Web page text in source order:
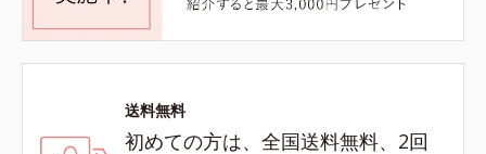
送料無料
初めての方は、全国送料無料、2回